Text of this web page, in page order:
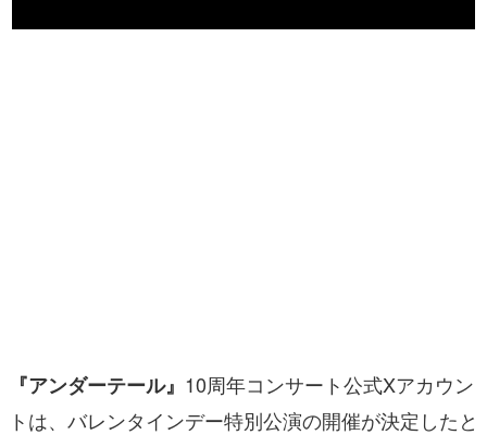
その他
『アンダーテール』 10周年コンサート公式Xアカウン
トは、バレンタインデー特別公演の開催が決定したと